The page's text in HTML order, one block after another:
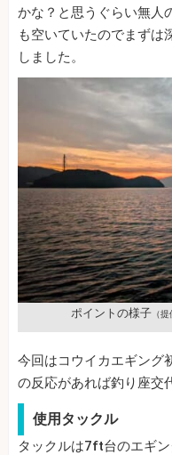
かな？と思うぐらい無人
も空いていたのでまずは
しました。
ポイントの様子（提
今回はコウイカエギング
の反応があれば釣り座交
使用タックル
タックルは7ft台のエギ